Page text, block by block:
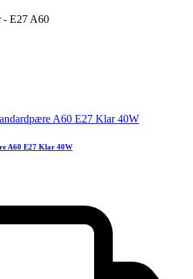
- E27 A60
A60 E27 Klar 40W